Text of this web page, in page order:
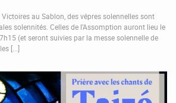
Victoires au Sablon, des vêpres solennelles sont
solennités. Celles de l’Assomption auront lieu le
(et seront suivies par la messe solennelle de
[...]